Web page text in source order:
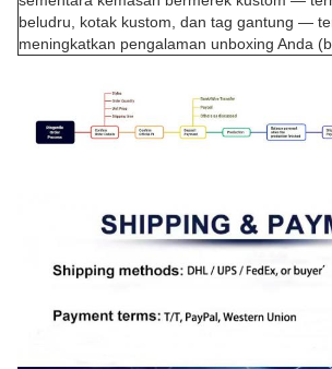
beludru, kotak kustom, dan tag gantung —
meningkatkan pengalaman unboxing Anda